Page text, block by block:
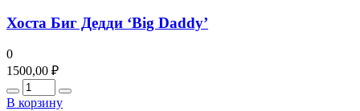
Хоста Биг Дедди ‘Big Daddy’
0
1500,00 ₽
Количество
В корзину